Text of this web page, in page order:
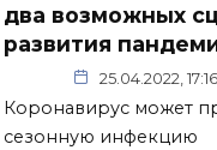
два возможных
развития
25.04.2022, 17:16
Коронавирус может
сезонную инфекцию